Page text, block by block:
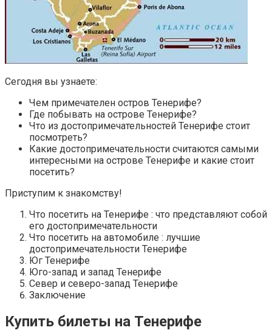
Сегодня вы узнаете:
Чем примечателен остров Тенерифе?
Где побывать на острове Тенерифе?
Что из достопримечательностей Тенерифе стоит
посмотреть?
Какие достопримечательности считаются самыми
интересными на острове Тенерифе и какие стоит
посетить?
Приступим к знакомству!
Что посетить на Тенерифе : что представляют собой
его достопримечательности
Что посетить на автомобиле : лучшие
достопримечательности Тенерифе
Юг Тенерифе
Юго-запад и запад Тенерифе
Север и северо-запад Тенерифе
Заключение
Купить билеты на Тенерифе